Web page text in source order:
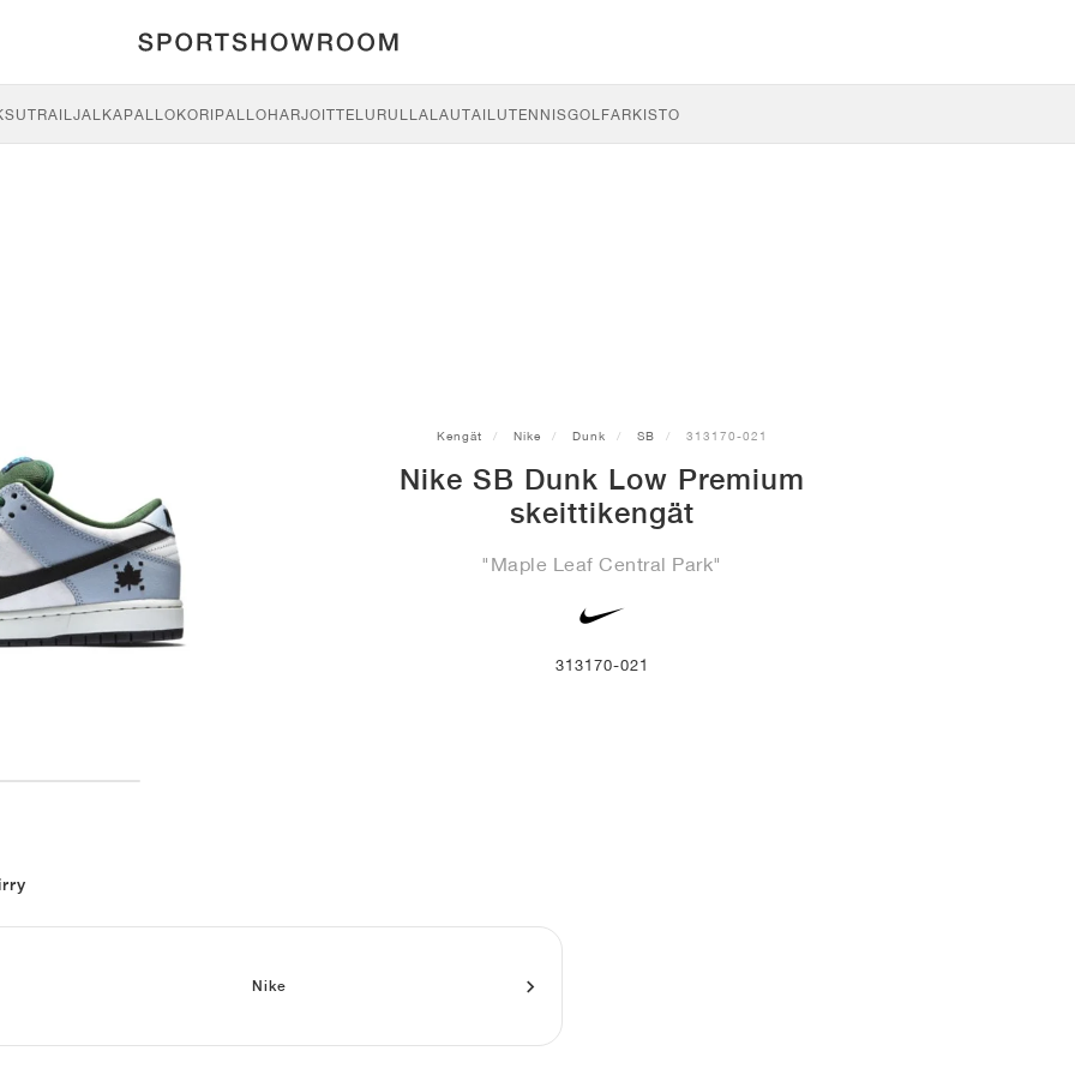
TRAILJALKAPALLOKORIPALLOHARJOITTELU RULLALAUTAILUTENNISGOLFARKISTO
Kengät Nike Dunk SB 313170-021
Nike SB Dunk Low Premium
skeittikengät
"Maple Leaf Central Park"
313170-021
Nike